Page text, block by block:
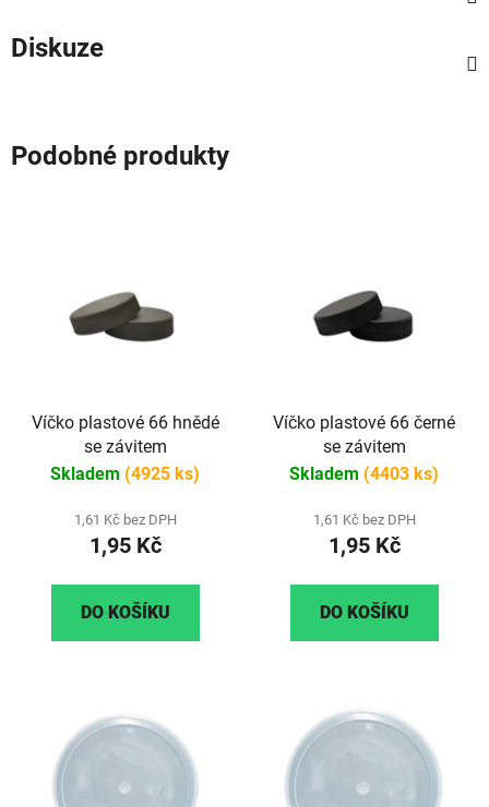
Diskuze
Podobné produkty
Víčko plastové 66 hnědé
se závitem
Skladem (4925 ks)
1,61 Kč bez DPH
1,95 Kč
DO KOŠÍKU
Víčko plastové 66 černé
se závitem
Skladem (4403 ks)
1,61 Kč bez DPH
1,95 Kč
DO KOŠÍKU